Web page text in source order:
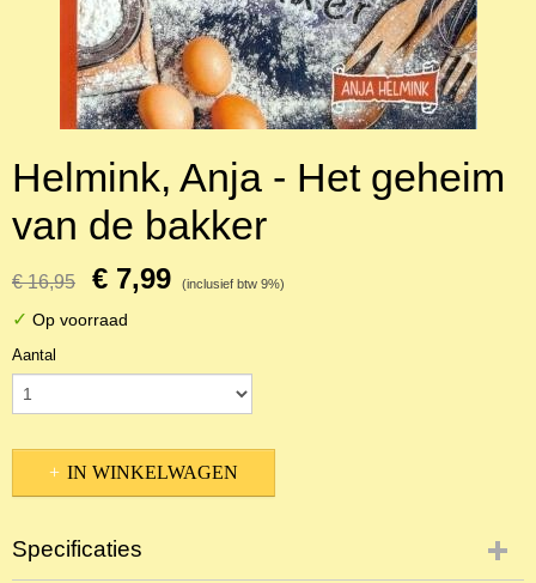
Helmink, Anja - Het geheim
van de bakker
€ 16,95 € 7,99 (inclusief btw 9%)
✓ Op voorraad
Aantal
IN WINKELWAGEN
Specificaties